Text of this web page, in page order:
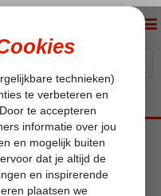
Zafiro Mallorca